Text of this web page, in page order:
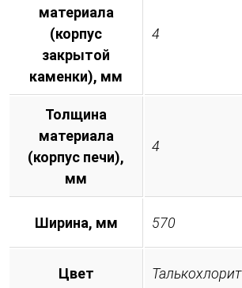
материала
(корпус
закрытой
каменки), мм
4
Толщина
материала
(корпус печи),
мм
4
Ширина, мм 570
Цвет Талькохлорит